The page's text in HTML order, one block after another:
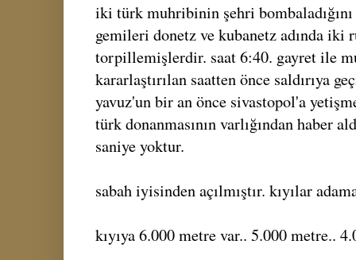
iki türk muhribinin şehri
gemileri donetz ve kubanetz adında iki
torpillemişlerdir. saat 6:40. gayret ile
kararlaştırılan saatten önce saldırıya
yavuz'un bir an önce sivastopol'a
türk donanmasının varlığından haber
saniye yoktur.
sabah iyisinden açılmıştır. kıyılar
kıyıya 6.000 metre var.. 5.000 metre..